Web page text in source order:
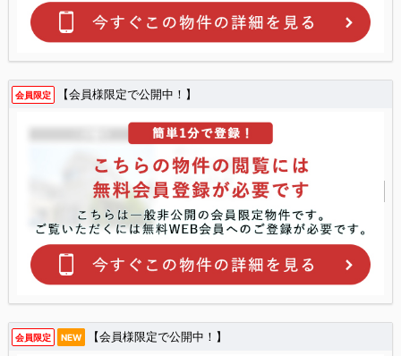
会員限定 【会員様限定で公開中！】
会員限定 NEW 【会員様限定で公開中！】